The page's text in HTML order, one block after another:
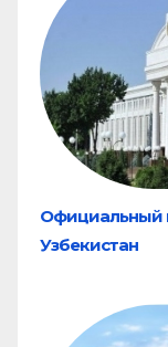
Официальный
Узбекистан